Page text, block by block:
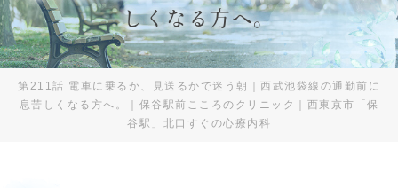
しくなる方へ。
第211話 電車に乗るか、見送るかで迷う朝｜西武池袋線の通勤前に
息苦しくなる方へ。｜保谷駅前こころのクリニック｜西東京市「保
谷駅」北口すぐの心療内科